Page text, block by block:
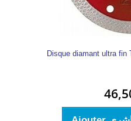
Disque diamant ultra fin